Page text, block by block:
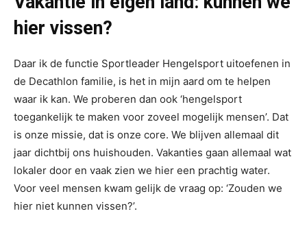
hier vissen?
Daar ik de functie Sportleader Hengelsport uitoefenen in
de Decathlon familie, is het in mijn aard om te helpen
waar ik kan. We proberen dan ook ‘hengelsport
toegankelijk te maken voor zoveel mogelijk mensen’. Dat
is onze missie, dat is onze core. We blijven allemaal dit
jaar dichtbij ons huishouden. Vakanties gaan allemaal wat
lokaler door en vaak zien we hier een prachtig water.
Voor veel mensen kwam gelijk de vraag op: ‘Zouden we
hier niet kunnen vissen?’.